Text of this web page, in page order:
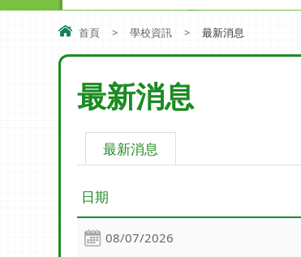
首頁 > 學校資訊 > 最新消息
最新消息
最新消息
日期
08/07/2026